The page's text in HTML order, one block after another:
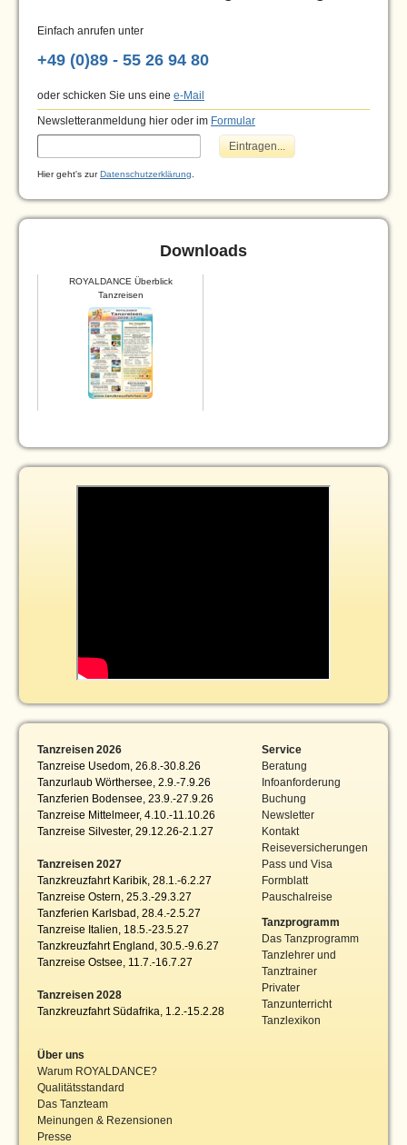
Einfach anrufen unter
+49 (0)89 - 55 26 94 80
oder schicken Sie uns eine e-Mail
Newsletteranmeldung hier oder im Formular
Hier geht's zurDatenschutzerklärung
Downloads
ROYALDANCE Überblick
Tanzreisen
Tanzreisen 2026
Tanzreise Usedom, 26.8.-30.8.26
Tanzurlaub Wörthersee, 2.9.-7.9.26
Tanzferien Bodensee, 23.9.-27.9.26
Tanzreise Mittelmeer, 4.10.-11.10.26
Tanzreise Silvester, 29.12.26-2.1.27
Tanzreisen 2027
Tanzkreuzfahrt Karibik, 28.1.-6.2.27
Tanzreise Ostern, 25.3.-29.3.27
Tanzferien Karlsbad, 28.4.-2.5.27
Tanzreise Italien, 18.5.-23.5.27
Tanzkreuzfahrt England, 30.5.-9.6.27
Tanzreise Ostsee, 11.7.-16.7.27
Tanzreisen 2028
Tanzkreuzfahrt Südafrika, 1.2.-15.2.28
Service
Beratung
Infoanforderung
Buchung
Newsletter
Kontakt
Reiseversicherungen
Pass und Visa
Formblatt
Pauschalreise
Tanzprogramm
Das Tanzprogramm
Tanzlehrer und
Tanztrainer
Privater
Tanzunterricht
Tanzlexikon
Über uns
Warum ROYALDANCE?
Qualitätsstandard
Das Tanzteam
Meinungen & Rezensionen
Presse